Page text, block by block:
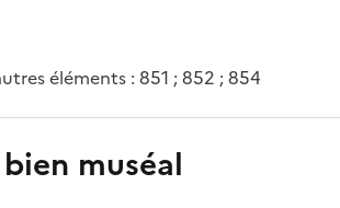
éléments : 851 ; 852 ; 854
muséal